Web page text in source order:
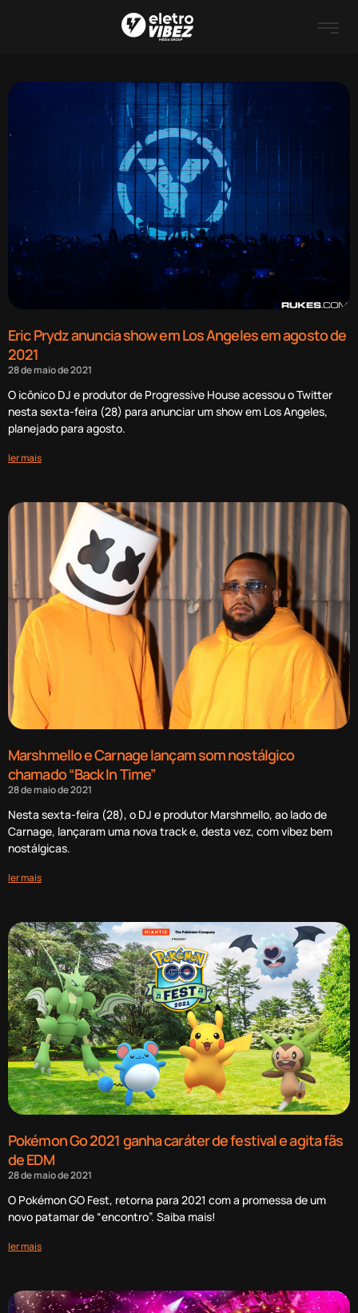
Eric Prydz anuncia show em Los Angeles em agosto de
2021
28 de maio de 2021
O icônico DJ e produtor de Progressive House acessou o Twitter
nesta sexta-feira (28) para anunciar um show em Los Angeles,
planejado para agosto.
ler mais
Marshmello e Carnage lançam som nostálgico
chamado “Back In Time”
28 de maio de 2021
Nesta sexta-feira (28), o DJ e produtor Marshmello, ao lado de
Carnage, lançaram uma nova track e, desta vez, com vibez bem
nostálgicas.
ler mais
Pokémon Go 2021 ganha caráter de festival e agita fãs
de EDM
28 de maio de 2021
O Pokémon GO Fest, retorna para 2021 com a promessa de um
novo patamar de “encontro”. Saiba mais!
ler mais